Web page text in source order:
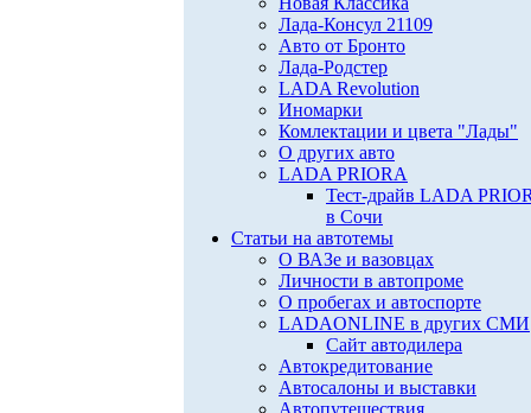
Лада-Консул 21109
Авто от Бронто
Лада-Родстер
LADA Revolution
Иномарки
Комлектации и цвета "Лады"
О других авто
LADA PRIORA
Тест-драйв LADA
в Сочи
Статьи на автотемы
О ВАЗе и вазовцах
Личности в автопроме
О пробегах и автоспорте
LADAONLINE в других СМИ
Сайт автодилера
Автокредитование
Автосалоны и выставки
Автопутешествия